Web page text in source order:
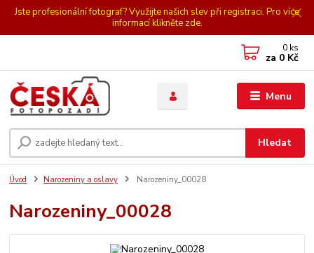
Jste profesionální fotograf? Využijte našich slev při registraci. Pro více
informací klikněte zde.
Menu
Hledat
0 ks
za 0 Kč
Úvod Narozeniny a oslavy Narozeniny_00028
Narozeniny_00028